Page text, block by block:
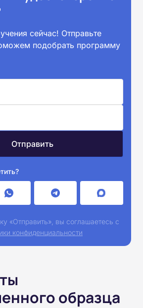
сейчас! Отправьте
подобрать программу
«Отправить», вы соглашаетесь с
конфиденциальности
образца